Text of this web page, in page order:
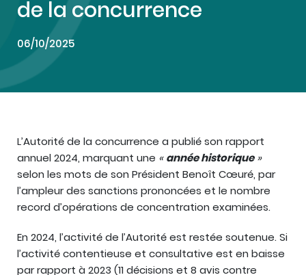
de la concurrence
06/10/2025
L’Autorité de la concurrence a publié son rapport
annuel 2024, marquant une «année historique»
selon les mots de son Président Benoît Cœuré, par
l’ampleur des sanctions prononcées et le nombre
record d’opérations de concentration examinées.
En 2024, l’activité de l’Autorité est restée soutenue. Si
l’activité contentieuse et consultative est en baisse
par rapport à 2023 (11 décisions et 8 avis contre